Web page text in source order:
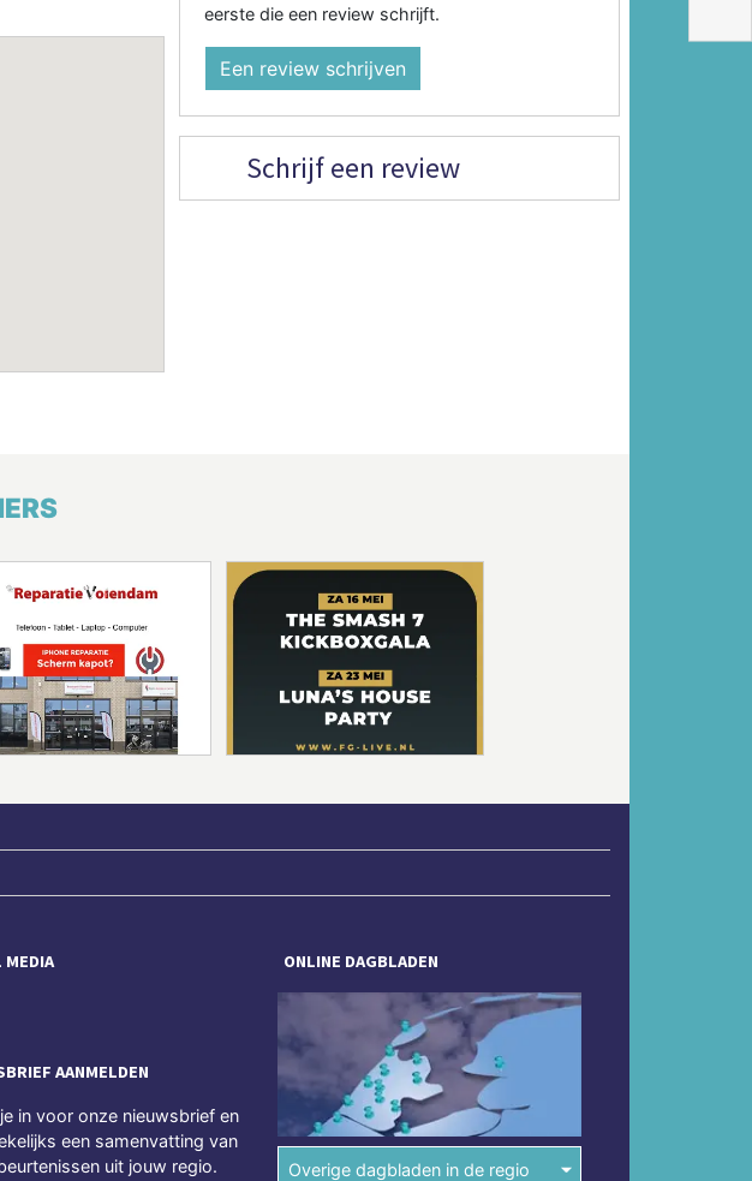
eerste die een review schrijft.
Een review schrijven
Schrijf een review
MEDIA
AANMELDEN
in voor onze nieuwsbrief en
een samenvatting van
uit jouw regio.
ONLINE DAGBLADEN
Overige dagbladen in de regio